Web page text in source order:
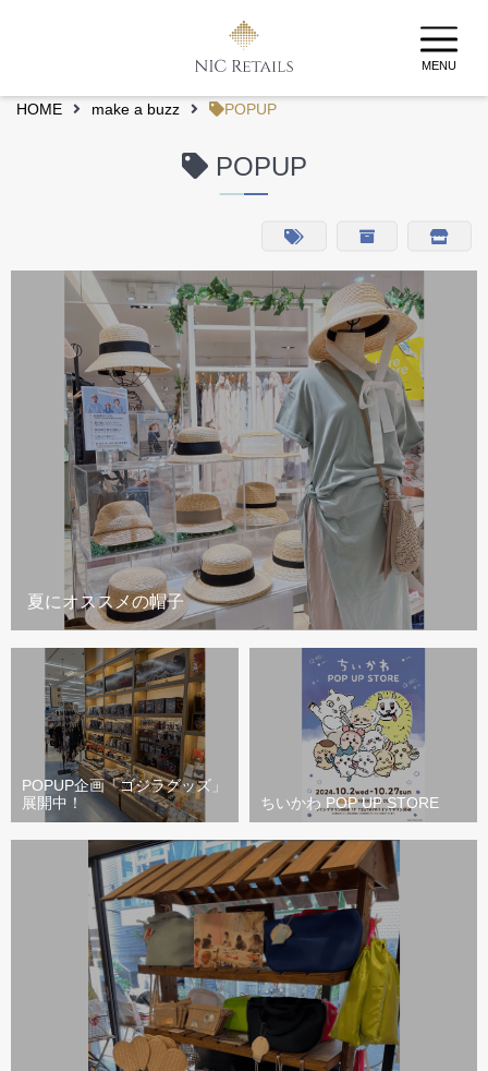
MENU
HOME make a buzz POPUP
POPUP
夏にオススメの帽子
POPUP企画「ゴジラグッズ」
展開中！
ちいかわ POP UP STORE